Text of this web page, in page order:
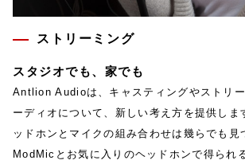
ストリーミング
スタジオでも、家でも
Antlion Audioは、キャスティングやストリ
ーディオについて、新しい考え方を提供しま
ッドホンとマイクの組み合わせは幾らでも見
ModMicとお気に入りのヘッドホンで得られ